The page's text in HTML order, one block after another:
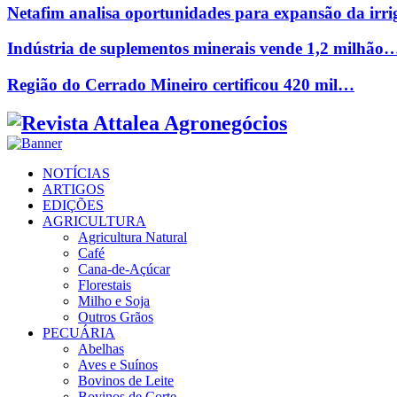
Netafim analisa oportunidades para expansão da
Indústria de suplementos minerais vende 1,2
Região do Cerrado Mineiro certificou 420 mil…
Facebook
Twitter
Instagram
Linkedin
Youtube
Email
NOTÍCIAS
ARTIGOS
EDIÇÕES
AGRICULTURA
Agricultura Natural
Café
Cana-de-Açúcar
Florestais
Milho e Soja
Outros Grãos
PECUÁRIA
Abelhas
Aves e Suínos
Bovinos de Leite